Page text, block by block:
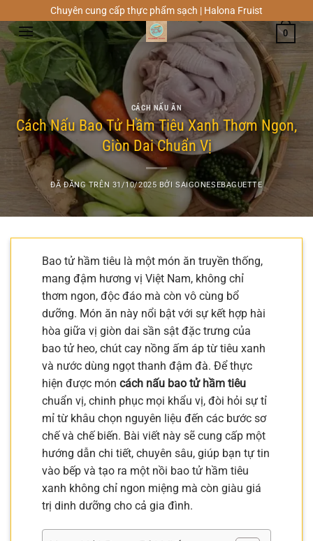
đến
nội
dung
Chuyên cung cấp thực phẩm sạch | Halona Fruist
0
CÁCH NẤU ĂN
Cách Nấu Bao Tử Hầm Tiêu Xanh Thơm Ngon,
Giòn Dai Chuẩn Vị
ĐÃ ĐĂNG TRÊN 31/10/2025 BỞISAIGONESEBAGUETTE
Bao tử hầm tiêu là một món ăn truyền thống,
mang đậm hương vị Việt Nam, không chỉ
thơm ngon, độc đáo mà còn vô cùng bổ
dưỡng. Món ăn này nổi bật với sự kết hợp hài
hòa giữa vị giòn dai sần sật đặc trưng của
bao tử heo, chút cay nồng ấm áp từ tiêu xanh
và nước dùng ngọt thanh đậm đà. Để thực
hiện được món cách nấu bao tử hầm tiêu
chuẩn vị, chinh phục mọi khẩu vị, đòi hỏi sự tỉ
mỉ từ khâu chọn nguyên liệu đến các bước sơ
chế và chế biến. Bài viết này sẽ cung cấp một
hướng dẫn chi tiết, chuyên sâu, giúp bạn tự tin
vào bếp và tạo ra một nồi bao tử hầm tiêu
xanh không chỉ ngon miệng mà còn giàu giá
trị dinh dưỡng cho cả gia đình.